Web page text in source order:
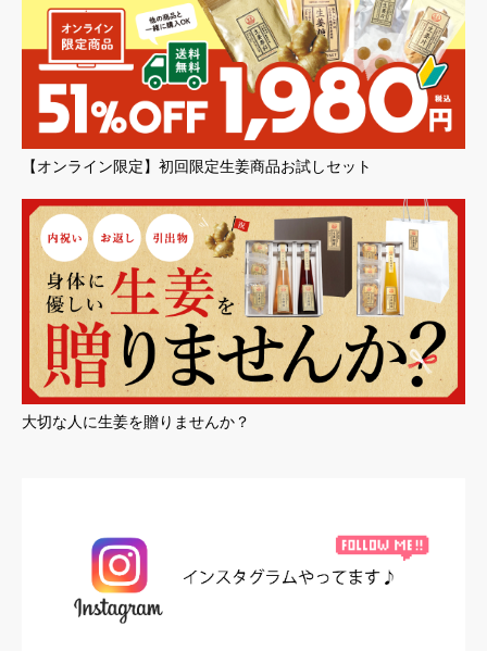
【オンライン限定】初回限定生姜商品お試しセット
大切な人に生姜を贈りませんか？